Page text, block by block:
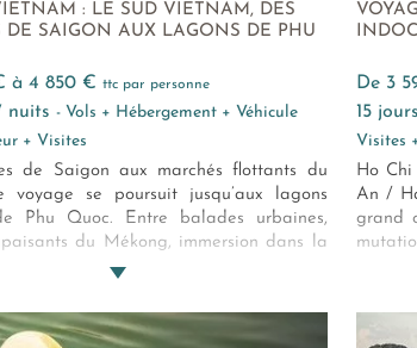
: LE SUD VIETNAM, DES
DE SAIGON AUX LAGONS DE PHU
à 4 850 € ttc par personne
nuits - Vols + Hébergement + Véhicule
+ Visites
de Saigon aux marchés flottants du
voyage se poursuit jusqu’aux lagons
Phu Quoc. Entre balades urbaines,
du Mékong, immersion dans la
et douceur balnéaire, découvrez un
facette différente du pays du Dragon
de 3
15
Visites
Ho
An /
grand